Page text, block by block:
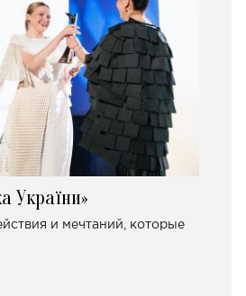
України»
и мечтаний, которые